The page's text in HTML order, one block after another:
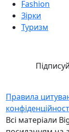
Fashion
Зірки
Туризм
Правила
Всі матеріали